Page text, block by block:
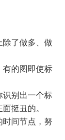
了做多、做
有的图即使标
识别出一个标
挺丑的。
间节点，努